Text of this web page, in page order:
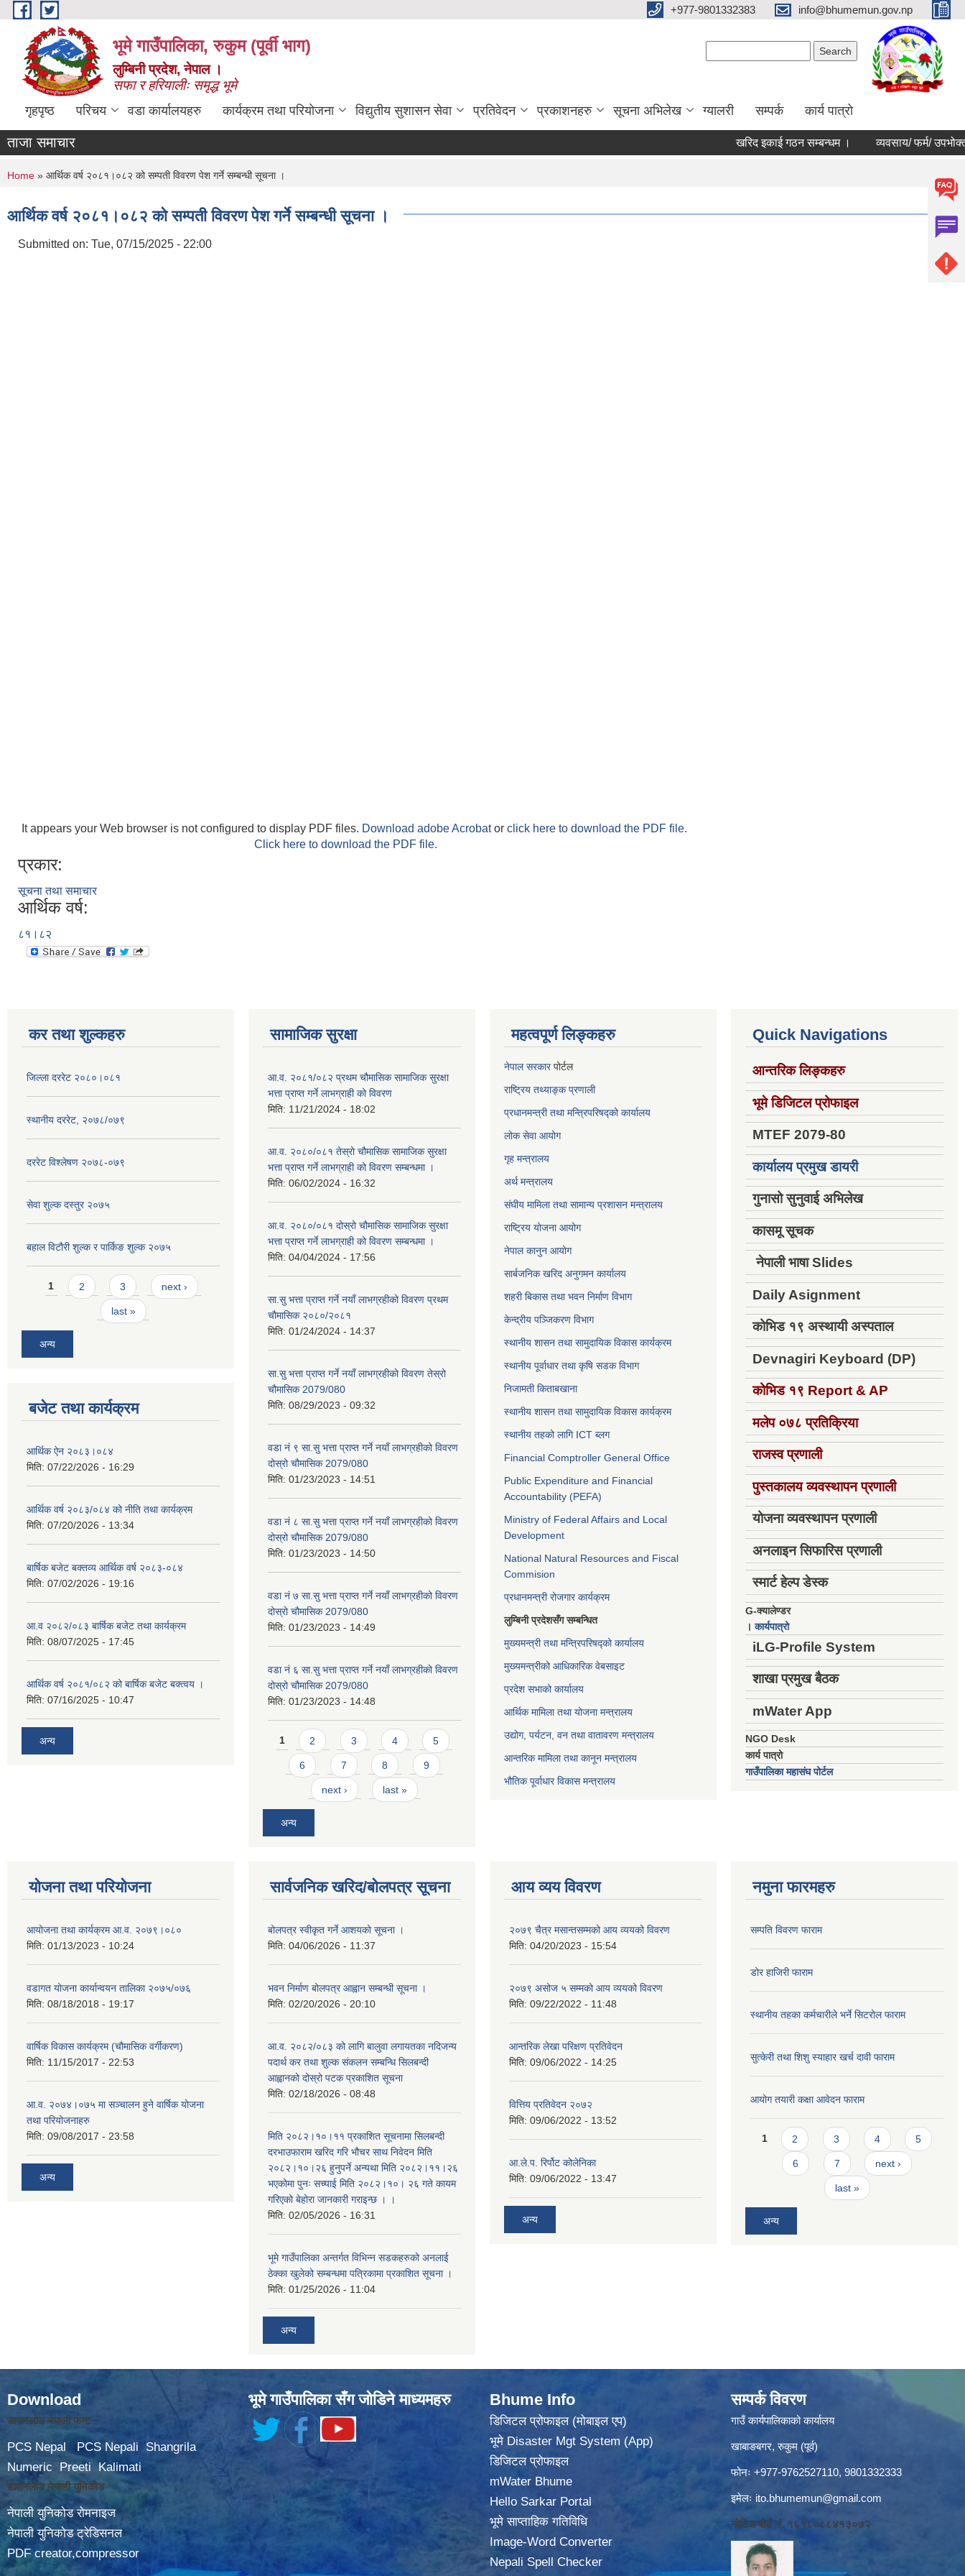
Skip to main content +977-9801332383 info@bhumemun.gov.np
भूमे गाउँपालिका, रुकुम (पूर्वी भाग)
लुम्बिनी प्रदेश, नेपाल ।
सफा र हरियालीः समृद्ध भूमे
गृहपृष्ठ परिचय वडा कार्यालयहरु कार्यक्रम तथा परियोजना विद्युतीय सुशासन सेवा प्रतिवेदन प्रकाशनहरु सूचना अभिलेख ग्यालरी सम्पर्क कार्य पात्रो
ताजा समाचार खरिद इकाई गठन सम्बन्धम । व्यवसाय/ फर्म/ उपभोक्ता /
You are here
Home » आर्थिक वर्ष २०८१।०८२ को सम्पती विवरण पेश गर्ने सम्बन्धी सूचना ।
आर्थिक वर्ष २०८१।०८२ को सम्पती विवरण पेश गर्ने सम्बन्धी सूचना ।
Submitted on: Tue, 07/15/2025 - 22:00
It appears your Web browser is not configured to display PDF files. Download adobe Acrobator click here to download the PDF file.
Click here to download the PDF file.
प्रकार:
सूचना तथा समाचार
आर्थिक वर्ष:
८१।८२
कर तथा शुल्कहरु
जिल्ला दररेट २०८०।०८१
स्थानीय दररेट, २०७८/०७९
दररेट विश्लेषण २०७८-०७९
सेवा शुल्क दस्तुर २०७५
बहाल विटौरी शुल्क र पार्किङ शुल्क २०७५
Pages
1 2 3 next ›
last »
अन्य
बजेट तथा कार्यक्रम
आर्थिक ऐन २०८३।०८४
मिति: 07/22/2026 - 16:29
आर्थिक वर्ष २०८३/०८४ को नीति तथा कार्यक्रम
मिति: 07/20/2026 - 13:34
बार्षिक बजेट बक्तव्य आर्थिक वर्ष २०८३-०८४
मिति: 07/02/2026 - 19:16
आ.व २०८२/०८३ बार्षिक बजेट तथा कार्यक्रम
मिति: 08/07/2025 - 17:45
आर्थिक वर्ष २०८१/०८२ को बार्षिक बजेट बक्त्वय ।
मिति: 07/16/2025 - 10:47
अन्य
सामाजिक सुरक्षा
आ.व. २०८१/०८२ प्रथम चौमासिक सामाजिक सुरक्षा
भत्ता प्राप्त गर्ने लाभग्राही को विवरण
मिति: 11/21/2024 - 18:02
आ.व. २०८०/०८१ तेस्रो चौमासिक सामाजिक सुरक्षा
भत्ता प्राप्त गर्ने लाभग्राही को विवरण सम्बन्धमा ।
मिति: 06/02/2024 - 16:32
आ.व. २०८०/०८१ दोस्रो चौमासिक सामाजिक सुरक्षा
भत्ता प्राप्त गर्ने लाभग्राही को विवरण सम्बन्धमा ।
मिति: 04/04/2024 - 17:56
सा.सु भत्ता प्राप्त गर्ने नयाँ लाभग्रहीको विवरण प्रथम
चौमासिक २०८०/२०८१
मिति: 01/24/2024 - 14:37
सा.सु भत्ता प्राप्त गर्ने नयाँ लाभग्रहीको विवरण तेस्रो
चौमासिक 2079/080
मिति: 08/29/2023 - 09:32
वडा नं ९ सा.सु भत्ता प्राप्त गर्ने नयाँ लाभग्रहीको विवरण
दोस्रो चौमासिक 2079/080
मिति: 01/23/2023 - 14:51
वडा नं ८ सा.सु भत्ता प्राप्त गर्ने नयाँ लाभग्रहीको विवरण
दोस्रो चौमासिक 2079/080
मिति: 01/23/2023 - 14:50
वडा नं ७ सा.सु भत्ता प्राप्त गर्ने नयाँ लाभग्रहीको विवरण
दोस्रो चौमासिक 2079/080
मिति: 01/23/2023 - 14:49
वडा नं ६ सा.सु भत्ता प्राप्त गर्ने नयाँ लाभग्रहीको विवरण
दोस्रो चौमासिक 2079/080
मिति: 01/23/2023 - 14:48
Pages
1 2 3 4 5
6 7 8 9
next › last »
अन्य
महत्वपूर्ण लिङ्कहरु
नेपाल सरकारपोर्टल
राष्ट्रिय तथ्याङ्क प्रणाली
प्रधानमन्त्री तथा मन्त्रिपरिषद्को कार्यालय
लोक सेवाआयोग
गृह मन्त्रालय
अर्थ मन्त्रालय
संघीय मामिला तथा सामान्य प्रशासन मन्त्रालय
राष्ट्रिय योजना आयोग
नेपाल कानुन आयोग
सार्बजनिक खरिद अनुगमन कार्यालय
शहरी बिकास तथा भवन निर्माण विभाग
केन्द्रीय पञ्जिकरण विभाग
स्थानीय शासन तथा सामुदायिक विकास कार्यक्रम
स्थानीय पूर्वाधार तथा कृषि सडक विभाग
निजामती किताबखाना
स्थानीय शासन तथा सामुदायिक विकास कार्यक्रम
स्थानीय तहको लागि ICT ब्लग
Financial Comptroller General Office
Public Expenditure and Financial
Accountability (PEFA)
Ministry of Federal Affairs and Local
Development
National Natural Resources and Fiscal
Commision
प्रधानमन्त्री रोजगार कार्यक्रम
लुम्बिनी प्रदेशसँग सम्बन्धित
मुख्यमन्त्री तथा मन्त्रिपरिषद्को कार्यालय
मुख्यमन्त्रीको आधिकारिक वेबसाइट
प्रदेश सभाको कार्यालय
आर्थिक मामिला तथा योजना मन्त्रालय
उद्योग, पर्यटन, वन तथा वातावरण मन्त्रालय
आन्तरिक मामिला तथा कानून मन्त्रालय
भौतिक पूर्वाधार विकास मन्त्रालय
Quick Navigations
आन्तरिक लिङ्कहरु
भूमे डिजिटल प्रोफाइल
MTEF 2079-80
कार्यालय प्रमुख डायरी
गुनासो सुनुवाई अभिलेख
कासमू सूचक
नेपाली भाषा Slides
Daily Asignment
कोभिड १९ अस्थायी अस्पताल
Devnagiri Keyboard (DP)
कोभिड १९ Report & AP
मलेप ०७८ प्रतिक्रिया
राजस्व प्रणाली
पुस्तकालय व्यवस्थापन प्रणाली
योजना व्यवस्थापन प्रणाली
अनलाइन सिफारिस प्रणाली
स्मार्ट हेल्प डेस्क
G-क्यालेण्डर
।कार्यपात्रो
iLG-Profile System
शाखा प्रमुख बैठक
mWater App
NGO Desk
कार्य पात्रो
गाउँपालिका महासंघ पोर्टल
योजना तथा परियोजना
आयोजना तथा कार्यक्रम आ.व. २०७९।०८०
मिति: 01/13/2023 - 10:24
वडागत योजना कार्यान्वयन तालिका २०७५/०७६
मिति: 08/18/2018 - 19:17
वार्षिक विकास कार्यक्रम (चौमासिक वर्गीकरण)
मिति: 11/15/2017 - 22:53
आ.व. २०७४।०७५ मा सञ्चालन हुने वार्षिक योजना
तथा परियोजनाहरु
मिति: 09/08/2017 - 23:58
अन्य
सार्वजनिक खरिद/बोलपत्र सूचना
बोलपत्र स्वीकृत गर्ने आशयको सूचना ।
मिति: 04/06/2026 - 11:37
भवन निर्माण बोलपत्र आह्वान सम्बन्धी सूचना ।
मिति: 02/20/2026 - 20:10
आ.व. २०८२/०८३ को लागि बालुवा लगायतका नदिजन्य
पदार्थ कर तथा शुल्क संकलन सम्बन्धि सिलबन्दी
आह्वानको दोस्रो पटक प्रकाशित सूचना
मिति: 02/18/2026 - 08:48
मिति २०८२।१०।११ प्रकाशित सूचनामा सिलबन्दी
दरभाउफाराम खरिद गरि भौचर साथ निवेदन मिति
२०८२।१०।२६ हुनुपर्ने अन्यथा मिति २०८२।११।२६
भएकोमा पुनः सच्याई मिति २०८२।१०। २६ गते कायम
गरिएको बेहोरा जानकारी गराइन्छ । ।
मिति: 02/05/2026 - 16:31
भूमे गाउँपालिका अन्तर्गत विभिन्न सडकहरुको अनलाई
ठेक्का खुलेको सम्बन्धमा पत्रिकामा प्रकाशित सूचना ।
मिति: 01/25/2026 - 11:04
अन्य
आय व्यय विवरण
२०७९ चैत्र मसान्तसम्मको आय व्ययको विवरण
मिति: 04/20/2023 - 15:54
२०७९ असोज ५ सम्मको आय व्ययको विवरण
मिति: 09/22/2022 - 11:48
आन्तरिक लेखा परिक्षण प्रतिवेदन
मिति: 09/06/2022 - 14:25
वित्तिय प्रतिवेदन २०७२
मिति: 09/06/2022 - 13:52
आ.ले.प. रिर्पोट कोलेनिका
मिति: 09/06/2022 - 13:47
अन्य
नमुना फारमहरु
सम्पति विवरण फाराम
डोर हाजिरी फाराम
स्थानीय तहका कर्मचारीले भर्ने सिटरोल फाराम
सुत्केरी तथा शिशु स्याहार खर्च दावी फाराम
आयोग तयारी कक्षा आवेदन फाराम
Pages
1 2 3 4 5
6 7 next ›
last »
अन्य
Download
डाउनलोड नेपाली फन्ट
PCS Nepal PCS Nepali
Shangrila
Numeric
Preeti Kalimati
डाउनलोड नेपाली युनिकोड
नेपाली युनिकोड रोमनाइज
नेपाली युनिकोड ट्रेडिसनल
PDF creator,compressor
भूमे गाउँपालिका सँग जोडिने माध्यमहरु Bhume Info
डिजिटल प्रोफाइल (मोबाइल एप)
भूमे Disaster Mgt System (App)
डिजिटल प्रोफाइल
mWater Bhume
Hello Sarkar Portal
भूमे साप्ताहिक गतिविधि
Image-Word Converter
Nepali Spell Checker
सम्पर्क विवरण
गाउँ कार्यपालिकाको कार्यालय
खाबाङबगर, रुकुम (पूर्व)
फोनः +977-9762527110, 9801332333
इमेलः ito.bhumemun@gmail.com
नोटिस बोर्ड नं. १६१८०८८४१३०७२